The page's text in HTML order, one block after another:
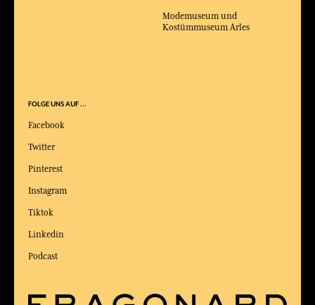
Modemuseum und
Kostümmuseum Arles
FOLGE UNS AUF ...
Facebook
Twitter
Pinterest
Instagram
Tiktok
Linkedin
Podcast